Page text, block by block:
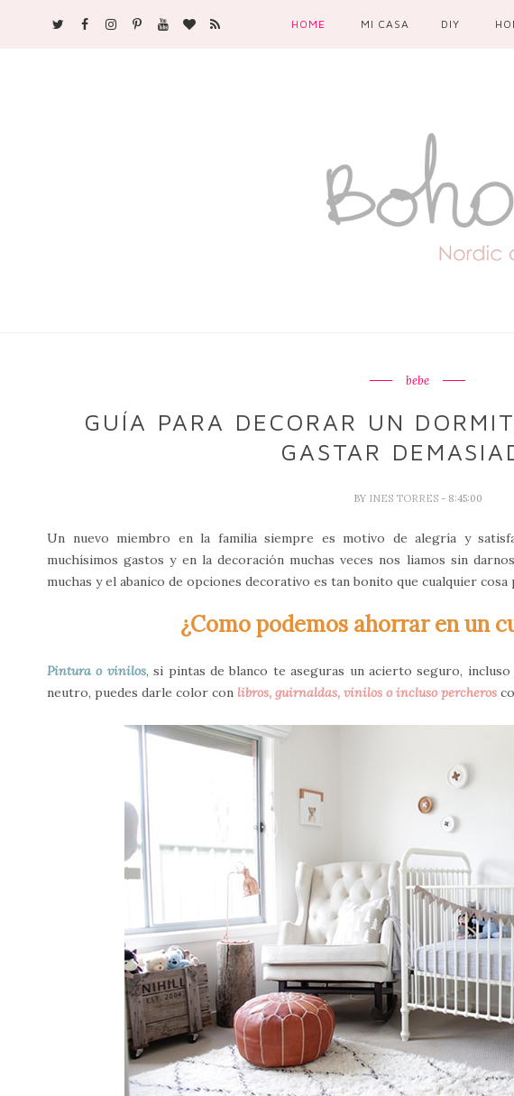
HOME MI CASA DIY
bebe
GUÍA PARA DECORAR UN
GASTAR
BY INES TORRES - 8:45:00
Un nuevo miembro en la familia siempre es motivo de alegría y
muchísimos gastos y en la decoración muchas veces nos liamos sin
muchas y el abanico de opciones decorativo es tan bonito que cualquier cosa
¿Como podemos ahorrar en un
Pintura o vinilos, si pintas de blanco te aseguras un acierto seguro,
neutro, puedes darle color con libros, guirnaldas, vinilos o incluso percheros